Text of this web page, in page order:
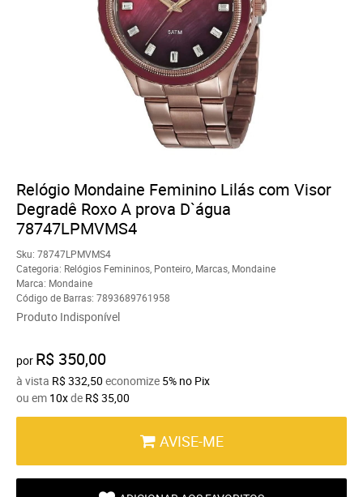
Relógio Mondaine Feminino Lilás com Visor
Degradê Roxo A prova D`água
78747LPMVMS4
Sku: 78747LPMVMS4
Categoria: Relógios Femininos Ponteiro Marcas Mondaine
Marca: Mondaine
Código de Barras: 7893689761958
Produto Indisponível
por R$ 350,00
à vista R$ 332,50 economize 5% no Pix
ou em 10xde R$ 35,00
AVISE-ME